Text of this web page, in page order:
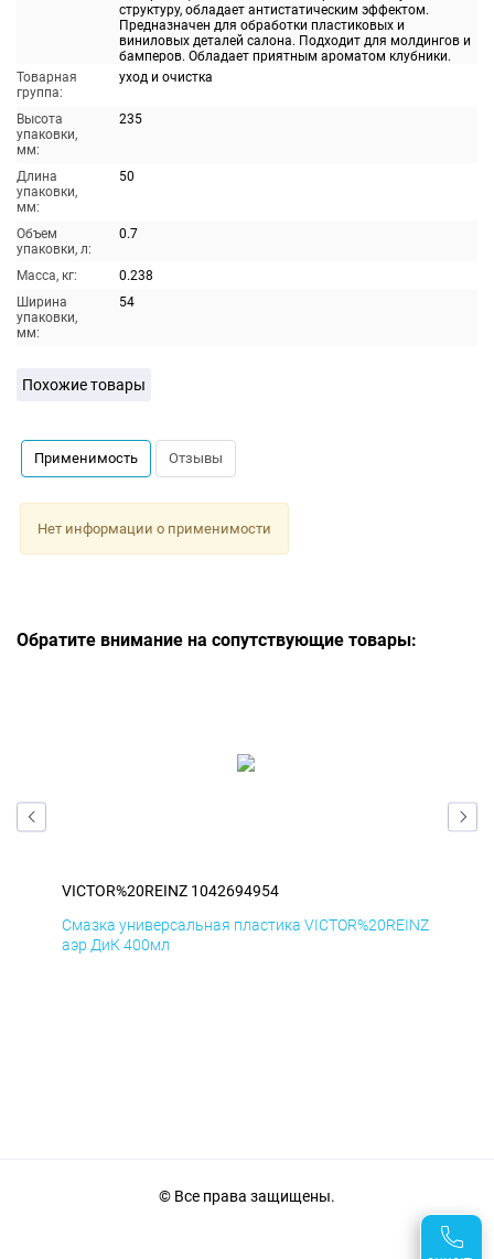
структуру, обладает антистатическим эффектом.
Предназначен для обработки пластиковых и
виниловых деталей салона. Подходит для молдингов и
бамперов. Обладает приятным ароматом клубники.
Товарная
группа:
уход и очистка
Высота
упаковки,
мм:
235
Длина
упаковки,
мм:
50
Объем
упаковки, л:
0.7
Масса, кг:
0.238
Ширина
упаковки,
мм:
54
Похожие товары
Применимость Отзывы
Нет информации о применимости
Обратите внимание на сопутствующие товары:
VICTOR%20REINZ 1042694954
Смазка универсальная пластика VICTOR%20REINZ
аэр ДиК 400мл
© Все права защищены.